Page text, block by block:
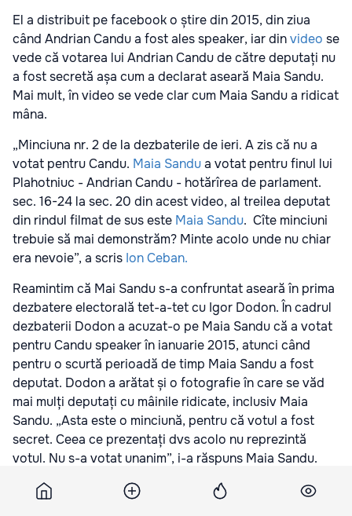
El a distribuit pe facebook o știre din 2015, din ziua
când Andrian Candu a fost ales speaker, iar dinvideo se
vede că votarea lui Andrian Candu de către deputați nu
a fost secretă așa cum a declarat aseară Maia Sandu.
Mai mult, în video se vede clar cum Maia Sandu a ridicat
mâna.
„Minciuna nr. 2 de la dezbaterile de ieri. A zis că nu a
votat pentru Candu. Maia Sandua votat pentru finul lui
Plahotniuc - Andrian Candu - hotărîrea de parlament.
sec. 16-24 la sec. 20 din acest video, al treilea deputat
din rindul filmat de sus este Maia Sandu. Cîte minciuni
trebuie să mai demonstrăm? Minte acolo unde nu chiar
era nevoie”, a scris Ion Ceban.
Reamintim că Mai Sandu s-a confruntat aseară în prima
dezbatere electorală tet-a-tet cu Igor Dodon. În cadrul
dezbaterii Dodon a acuzat-o pe Maia Sandu că a votat
pentru Candu speaker în ianuarie 2015, atunci când
pentru o scurtă perioadă de timp Maia Sandu a fost
deputat. Dodon a arătat și o fotografie în care se văd
mai mulți deputați cu mâinile ridicate, inclusiv Maia
Sandu. „Asta este o minciună, pentru că votul a fost
secret. Ceea ce prezentați dvs acolo nu reprezintă
votul. Nu s-a votat unanim”, i-a răspuns Maia Sandu.
Reamintim că Andrian Candu a fost ales președinte al